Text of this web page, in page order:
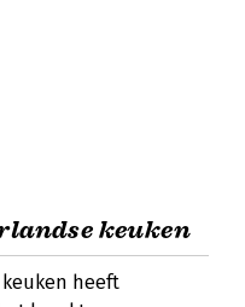
keuken
heeft